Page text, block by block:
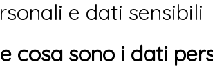
e dati sensibili
cosa sono i dati